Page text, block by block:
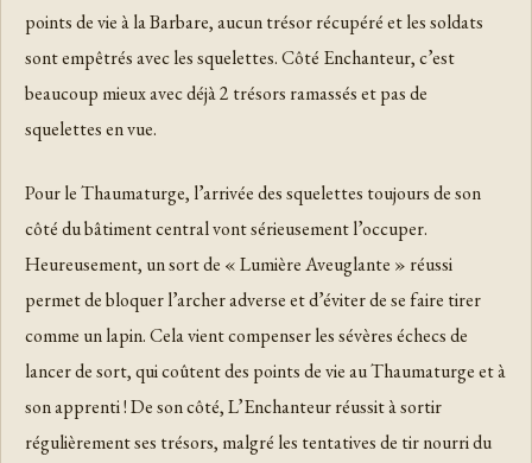
points de vie à la Barbare, aucun trésor récupéré et les soldats
sont empêtrés avec les squelettes. Côté Enchanteur, c’est
beaucoup mieux avec déjà 2 trésors ramassés et pas de
squelettes en vue.
Pour le Thaumaturge, l’arrivée des squelettes toujours de son
côté du bâtiment central vont sérieusement l’occuper.
Heureusement, un sort de « Lumière Aveuglante » réussi
permet de bloquer l’archer adverse et d’éviter de se faire tirer
comme un lapin. Cela vient compenser les sévères échecs de
lancer de sort, qui coûtent des points de vie au Thaumaturge et à
son apprenti ! De son côté, L’Enchanteur réussit à sortir
régulièrement ses trésors, malgré les tentatives de tir nourri du